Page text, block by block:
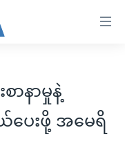
စာနာမှုနဲ့
းဖို့ အမေရိ